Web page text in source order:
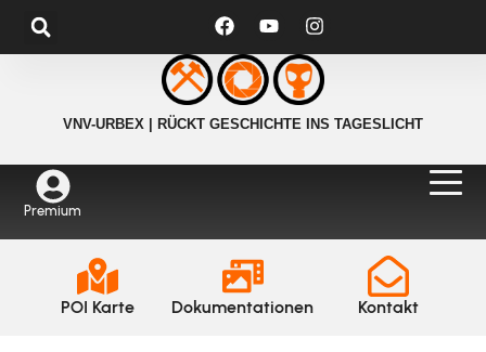
VNV-URBEX | RÜCKT GESCHICHTE INS TAGESLICHT
Premium
POI Karte Dokumentationen Kontakt